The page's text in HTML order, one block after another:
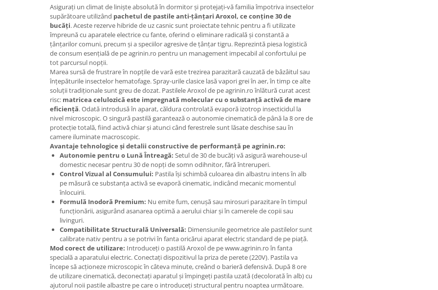
Seminte zucchini
Seminte Legume Profesionale
Seminte pentru germinare
Seminte trifoi
Tratamente repaus vegetativ
Ingrasaminte plante
Ingrasaminte plante
Ingrasaminte plante - CUTIE / KG
Ingrasaminte plante - ECOLOGICE
Ingrasaminte plante - FLORI
Ingrasaminte plante - FLORI - GEL
Casa, Gradina
Asigurați un climat de liniște absolută în dormitor și protejați-vă familia împotriva insectelor
supărătoare utilizând pachetul de pastile anti-țânțari Aroxol, ce conține 30 de
bucăți. Aceste rezerve hibride de uz casnic sunt proiectate tehnic pentru a fi utilizate
împreună cu aparatele electrice cu fante, oferind o eliminare radicală și constantă a
țânțarilor comuni, precum și a speciilor agresive de țânțar tigru. Reprezintă piesa logistică
de consum esențială de pe agrinin.ro pentru un management impecabil al confortului pe
tot parcursul nopții.
Marea sursă de frustrare în nopțile de vară este trezirea parazitară cauzată de bâzâitul sau
înțepăturile insectelor hematofage. Spray-urile clasice lasă vapori grei în aer, în timp ce alte
soluții tradiționale sunt greu de dozat. Pastilele Aroxol de pe agrinin.ro înlătură curat acest
risc: matricea celulozică este impregnată molecular cu o substanță activă de mare
eficiență. Odată introdusă în aparat, căldura controlată evaporă izotrop insecticidul la
nivel microscopic. O singură pastilă garantează o autonomie cinematică de până la 8 ore de
protecție totală, fiind activă chiar și atunci când ferestrele sunt lăsate deschise sau în
camere iluminate macroscopic.
Avantaje tehnologice și detalii constructive de performanță pe agrinin.ro:
Autonomie pentru o Lună Întreagă: Setul de 30 de bucăți vă asigură warehouse-ul
domestic necesar pentru 30 de nopți de somn odihnitor, fără întreruperi.
Control Vizual al Consumului: Pastila își schimbă culoarea din albastru intens în alb
pe măsură ce substanța activă se evaporă cinematic, indicând mecanic momentul
înlocuirii.
Formulă Inodoră Premium: Nu emite fum, cenușă sau mirosuri parazitare în timpul
funcționării, asigurând asanarea optimă a aerului chiar și în camerele de copii sau
livinguri.
Compatibilitate Structurală Universală: Dimensiunile geometrice ale pastilelor sunt
calibrate nativ pentru a se potrivi în fanta oricărui aparat electric standard de pe piață.
Mod corect de utilizare: Introduceți o pastilă Aroxol de pe www.agrinin.ro în fanta
specială a aparatului electric. Conectați dispozitivul la priza de perete (220V). Pastila va
începe să acționeze microscopic în câteva minute, creând o barieră defensivă. După 8 ore
de utilizare cinematică, deconectați aparatul și împingeți pastila uzată (decolorată în alb) cu
ajutorul noii pastile albastre pe care o introduceți structural pentru noaptea următoare.